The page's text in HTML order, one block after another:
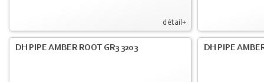
détail+
DH PIPE AMBER ROOT GR3 3203 DH PIPE